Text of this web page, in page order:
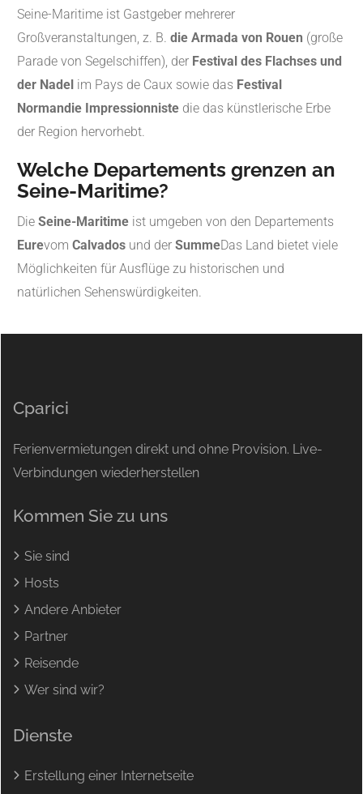
Seine-Maritime ist Gastgeber mehrerer
Großveranstaltungen, z. B. die Armada von Rouen (große
Parade von Segelschiffen), der Festival des Flachses und
der Nadel im Pays de Caux sowie das Festival
Normandie Impressionniste die das künstlerische Erbe
der Region hervorhebt.
Welche Departements grenzen an
Seine-Maritime?
Die Seine-Maritime ist umgeben von den Departements
Eurevom Calvados und der SummeDas Land bietet viele
Möglichkeiten für Ausflüge zu historischen und
natürlichen Sehenswürdigkeiten.
Cparici
Ferienvermietungen direkt und ohne Provision. Live-
Verbindungen wiederherstellen
Kommen Sie zu uns
Sie sind
Hosts
Andere Anbieter
Partner
Reisende
Wer sind wir?
Dienste
Erstellung einer Internetseite